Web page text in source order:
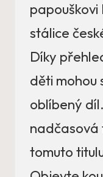
papouškovi
stálice
Díky
děti mohou
oblíbený
nadčasová
tomuto